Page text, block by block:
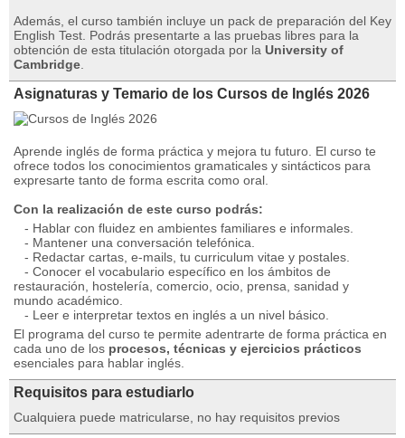
Además, el curso también incluye un pack de preparación del Key
English Test. Podrás presentarte a las pruebas libres para la
obtención de esta titulación otorgada por la University of
Cambridge
Asignaturas y Temario de los Cursos de Inglés 2026
Aprende inglés de forma práctica y mejora tu futuro. El curso te
ofrece todos los conocimientos gramaticales y sintácticos para
expresarte tanto de forma escrita como oral.
Con la realización de este curso podrás:
- Hablar con fluidez en ambientes familiares e informales.
- Mantener una conversación telefónica.
- Redactar cartas, e-mails, tu curriculum vitae y postales.
- Conocer el vocabulario específico en los ámbitos de
restauración, hostelería, comercio, ocio, prensa, sanidad y
mundo académico.
- Leer e interpretar textos en inglés a un nivel básico.
El programa del curso te permite adentrarte de forma práctica en
cada uno de los procesos, técnicas y ejercicios prácticos
esenciales para hablar inglés.
Requisitos para estudiarlo
Cualquiera puede matricularse, no hay requisitos previos